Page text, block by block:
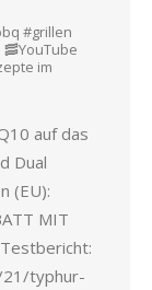
#grillen
🥓YouTube
im